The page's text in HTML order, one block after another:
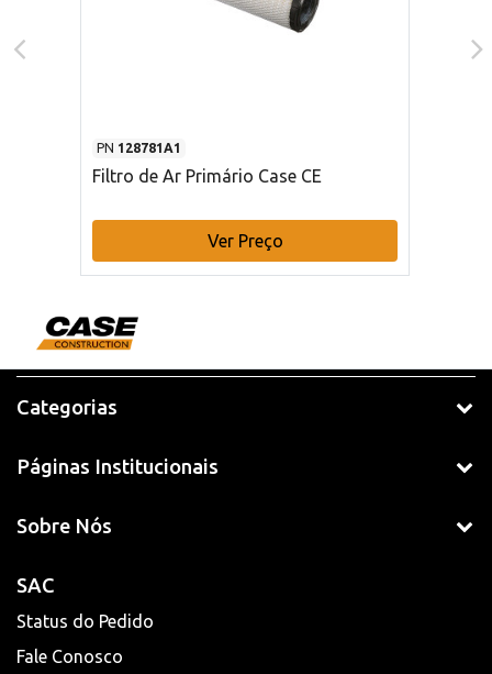
PN 128781A1
Filtro de Ar Primário Case CE
Ver Preço
Categorias
Páginas Institucionais
Sobre Nós
SAC
Status do Pedido
Fale Conosco